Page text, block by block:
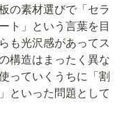
の素材選びで「セラ
ト」という言葉を目
も光沢感があってス
構造はまったく異な
っていくうちに「割
といった問題として